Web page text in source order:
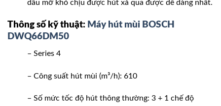
dầu mỡ khó chịu được hút xả qua được dễ dàng nhất.
Thông số kỹ thuật: Máy hút mùi BOSCH
DWQ66DM50
– Series 4
– Công suất hút mùi (m³/h): 610
– Số mức tốc độ hút thông thường: 3 + 1 chế độ